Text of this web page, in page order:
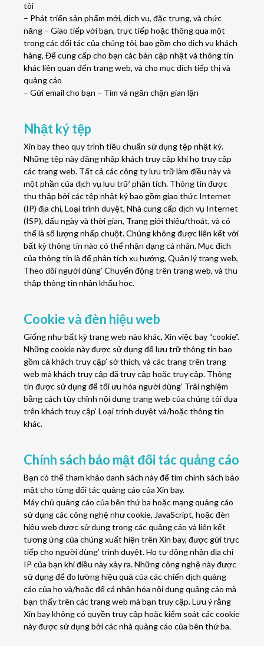
tôi
– Phát triển sản phẩm mới, dịch vụ, đặc trưng, và chức
năng – Giao tiếp với bạn, trực tiếp hoặc thông qua một
trong các đối tác của chúng tôi, bao gồm cho dịch vụ khách
hàng, Để cung cấp cho bạn các bản cập nhật và thông tin
khác liên quan đến trang web, và cho mục đích tiếp thị và
quảng cáo
– Gửi email cho bạn – Tìm và ngăn chặn gian lận
Nhật ký tệp
Xin bay theo quy trình tiêu chuẩn sử dụng tệp nhật ký.
Những tệp này đăng nhập khách truy cập khi họ truy cập
các trang web. Tất cả các công ty lưu trữ làm điều này và
một phần của dịch vụ lưu trữ’ phân tích. Thông tin được
thu thập bởi các tệp nhật ký bao gồm giao thức Internet
(IP) địa chỉ, Loại trình duyệt, Nhà cung cấp dịch vụ Internet
(ISP), dấu ngày và thời gian, Trang giới thiệu/thoát, và có
thể là số lượng nhấp chuột. Chúng không được liên kết với
bất kỳ thông tin nào có thể nhận dạng cá nhân. Mục đích
của thông tin là để phân tích xu hướng, Quản lý trang web,
Theo dõi người dùng’ Chuyển động trên trang web, và thu
thập thông tin nhân khẩu học.
Cookie và đèn hiệu web
Giống như bất kỳ trang web nào khác, Xin việc bay “cookie”.
Những cookie này được sử dụng để lưu trữ thông tin bao
gồm cả khách truy cập’ sở thích, và các trang trên trang
web mà khách truy cập đã truy cập hoặc truy cập. Thông
tin được sử dụng để tối ưu hóa người dùng’ Trải nghiệm
bằng cách tùy chỉnh nội dung trang web của chúng tôi dựa
trên khách truy cập’ Loại trình duyệt và/hoặc thông tin
khác.
Chính sách bảo mật đối tác quảng cáo
Bạn có thể tham khảo danh sách này để tìm chính sách bảo
mật cho từng đối tác quảng cáo của Xin bay.
Máy chủ quảng cáo của bên thứ ba hoặc mạng quảng cáo
sử dụng các công nghệ như cookie, JavaScript, hoặc đèn
hiệu web được sử dụng trong các quảng cáo và liên kết
tương ứng của chúng xuất hiện trên Xin bay, được gửi trực
tiếp cho người dùng’ trình duyệt. Họ tự động nhận địa chỉ
IP của bạn khi điều này xảy ra. Những công nghệ này được
sử dụng để đo lường hiệu quả của các chiến dịch quảng
cáo của họ và/hoặc để cá nhân hóa nội dung quảng cáo mà
bạn thấy trên các trang web mà bạn truy cập. Lưu ý rằng
Xin bay không có quyền truy cập hoặc kiểm soát các cookie
này được sử dụng bởi các nhà quảng cáo của bên thứ ba.